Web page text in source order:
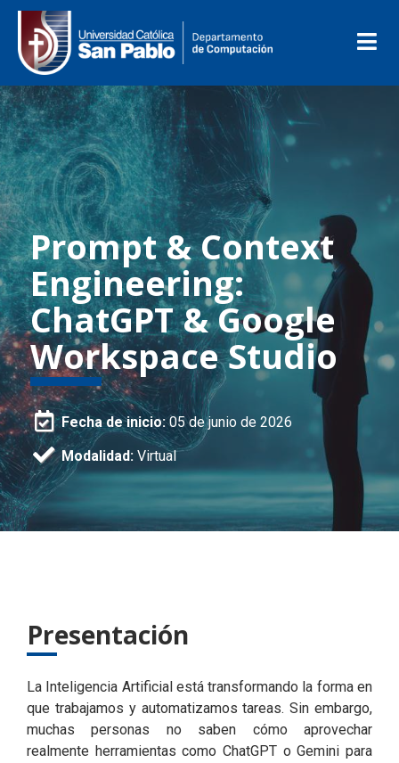
Prompt & Context
Engineering:
ChatGPT & Google
Workspace Studio
Fecha de inicio:05 de junio de 2026
Modalidad: Virtual
Presentación
La Inteligencia Artificial está transformando la forma en
que trabajamos y automatizamos tareas. Sin embargo,
muchas personas no saben cómo aprovechar
realmente herramientas como ChatGPT o Gemini para